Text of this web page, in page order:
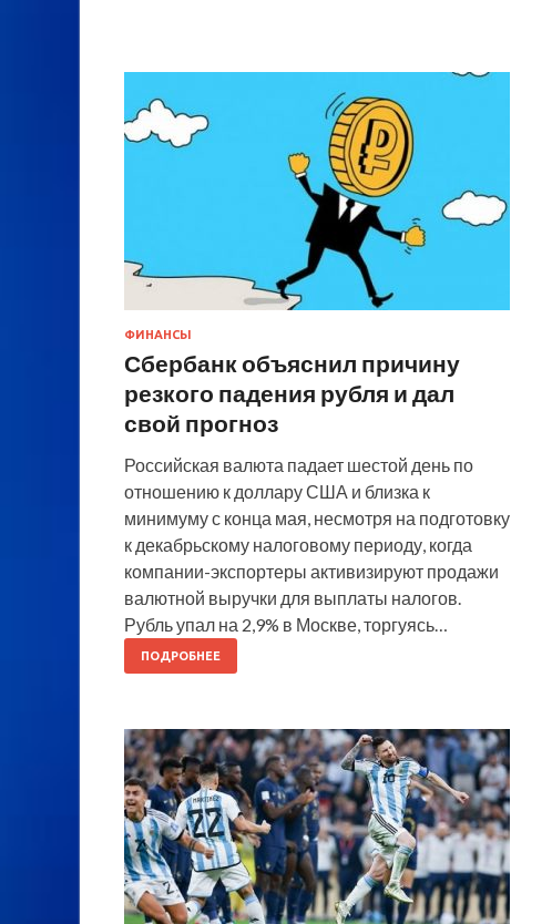
ФИНАНСЫ
Сбербанк объяснил причину
резкого падения рубля и дал
свой прогноз
Российская валюта падает шестой день по
отношению к доллару США и близка к
минимуму с конца мая, несмотря на подготовку
к декабрьскому налоговому периоду, когда
компании-экспортеры активизируют продажи
валютной выручки для выплаты налогов.
Рубль упал на 2,9% в Москве, торгуясь…
ПОДРОБНЕЕ